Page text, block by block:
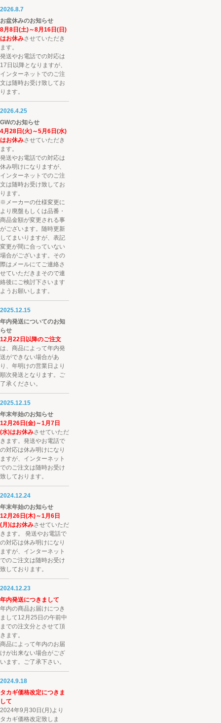
2026.8.7
お盆休みのお知らせ
8月8日(土)～8月16日(日)
はお休みさせていただき
ます。
発送やお電話での対応は
17日以降となりますが、
インターネットでのご注
文は随時お受け致してお
ります。
2026.4.25
GWのお知らせ
4月28日(火)～5月6日(水)
はお休みさせていただき
ます。
発送やお電話での対応は
休み明けになりますが、
インターネットでのご注
文は随時お受け致してお
ります。
※メーカーの仕様変更に
より廃盤もしくは品番・
商品金額が変更される事
がございます。随時更新
してまいりますが、表記
変更が間に合っていない
場合がございます。その
際はメールにてご連絡さ
せていただきまそので連
絡後にご検討下さいます
ようお願いします。
2025.12.15
年内発送についてのお知
らせ
12月22日以降のご注文
は、商品によって年内発
送ができない場合があ
り、年明けの営業日より
順次発送となります。ご
了承ください。
2025.12.15
年末年始のお知らせ
12月26日(金)～1月7日
(水)はお休みさせていただ
きます。発送やお電話で
の対応は休み明けになり
ますが、インターネット
でのご注文は随時お受け
致しております。
2024.12.24
年末年始のお知らせ
12月26日(木)～1月6日
(月)はお休みさせていただ
きます。 発送やお電話で
の対応は休み明けになり
ますが、インターネット
でのご注文は随時お受け
致しております。
2024.12.23
年内発送につきまして
年内の商品お届けにつき
まして12月25日の午前中
までの注文分とさせて頂
きます。
商品によって年内のお届
けが出来ない場合がござ
います。ご了承下さい。
2024.9.18
タカギ価格改定につきま
して
2024年9月30日(月)より
タカギ価格改定致しま